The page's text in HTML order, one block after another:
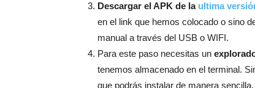
Descargar el APK de la ultima
en el link que hemos colocado o sino
manual a través del USB o WIFI.
Para este paso necesitas un
tenemos almacenado en el terminal.
que podrás instalar de manera sencilla.